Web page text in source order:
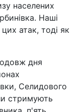
населених
Наші
атак, тоді як
дня
Селидового
стримують